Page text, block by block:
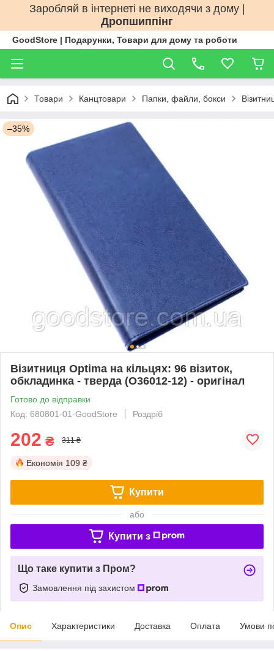
Заробляй в інтернеті не виходячи з дому |
Дропшиппінг
GoodStore | Подарунки, Товари для дому та роботи
Товари Канцтовари Папки, файли, бокси
–35%
Візитниця Optima на кільцях: 96 візиток,
обкладинка - тверда (O36012-12) - оригінал
Готово до відправки
Код: 680801-01-GoodStore
Роздріб
202 ₴ 311 ₴
Економія 109 ₴
Купити
або
Купити з
Що таке купити з Пром?
Замовлення під захистом
Опис Характеристики Доставка Оплата Умови